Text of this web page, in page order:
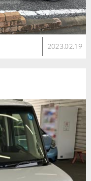
2023.02.19